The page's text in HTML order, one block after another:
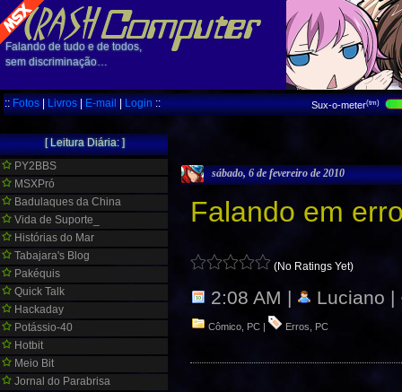
Falando de tudo e de todos,
sem discriminação…
::Fotos|Livros|E-mail|Login:: Sux-o-meter(tm)
sábado, 6 de fevereiro de 2010
Falando em
(No Ratings Yet)
2:08 AM | Luciano |
Cômico PC | Erros PC
[ Leitura Diária: ]
PY2BBS
MSXPró
Badulaques da China
Vida de Suporte_
Histórias do Mar
Tabajara's Blog
Pakéquis
Quick Talk
Hackaday
Potássio-40
Hotbit
Meio Bit
Jornal do Parabrisa